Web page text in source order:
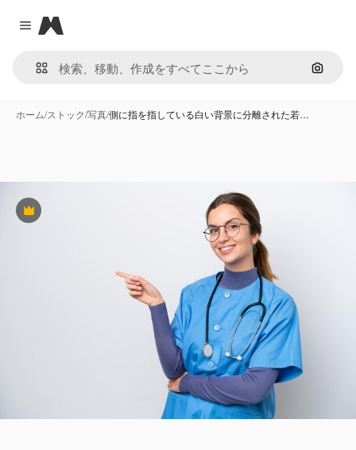
Close menu
Magnific
画像で
ホーム/ストック/写真/側に指を指している白い背景に分離された若…
Premium